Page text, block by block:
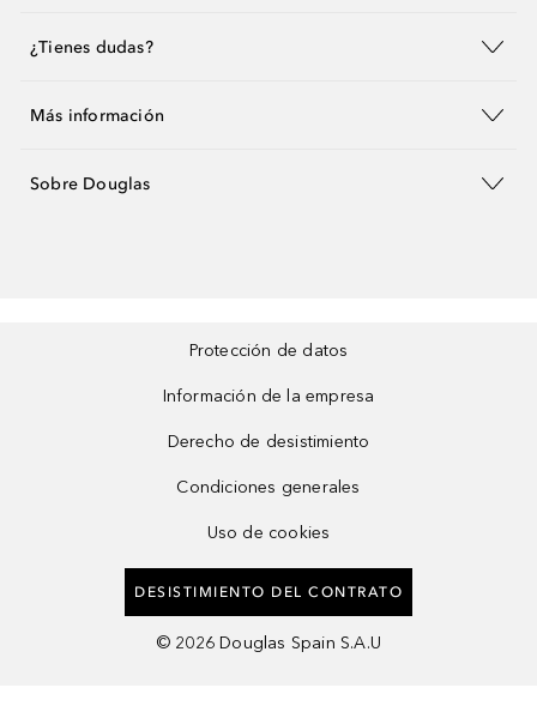
¿Tienes dudas?
Más información
Sobre Douglas
Protección de datos
Información de la empresa
Derecho de desistimiento
Condiciones generales
Uso de cookies
DESISTIMIENTO DEL CONTRATO
© 2026 Douglas Spain S.A.U